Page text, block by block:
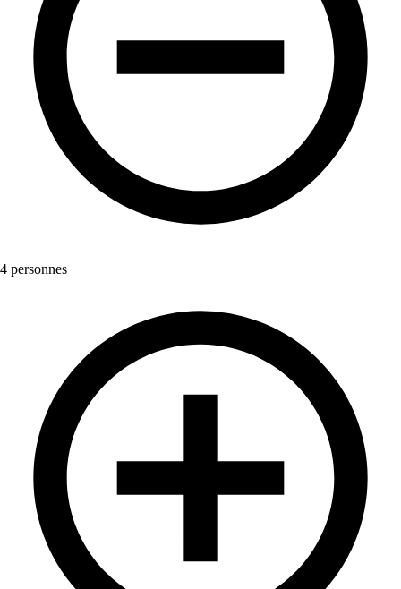
4 personnes